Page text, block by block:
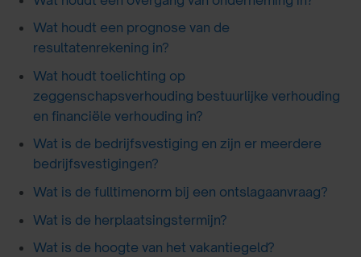
Wat houdt een prognose van de
resultatenrekening in?
Wat houdt toelichting op
zeggenschapsverhouding bestuurlijke verhouding
en financiële verhouding in?
Wat is de bedrijfsvestiging en zijn er meerdere
bedrijfsvestigingen?
Wat is de fulltimenorm bij een ontslagaanvraag?
Wat is de herplaatsingstermijn?
Wat is de hoogte van het vakantiegeld?